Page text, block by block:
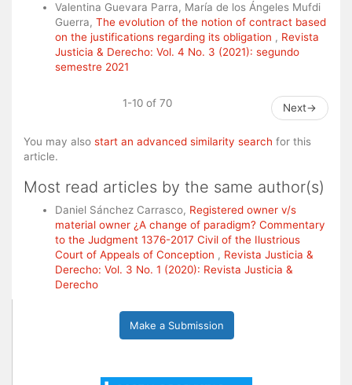
Valentina Guevara Parra, María de los Ángeles Mufdi
Guerra, The evolution of the notion of contract based
on the justifications regarding its obligation , Revista
Justicia & Derecho: Vol. 4 No. 3 (2021): segundo
semestre 2021
1-10 of 70 Next→
You may also start an advanced similarity search for this
article.
Most read articles by the same author(s)
Daniel Sánchez Carrasco, Registered owner v/s
material owner ¿A change of paradigm? Commentary
to the Judgment 1376-2017 Civil of the Ilustrious
Court of Appeals of Conception , Revista Justicia &
Derecho: Vol. 3 No. 1 (2020): Revista Justicia &
Derecho
Make a Submission